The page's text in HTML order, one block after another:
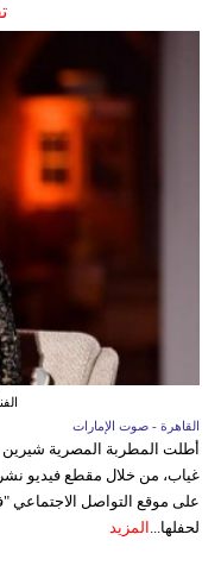
القاهرة - صوت الإمارات
أطلت المطربة المصرية
غياب، من خلال مقطع فيديو
على موقع التواصل
لحفلها... المزيد